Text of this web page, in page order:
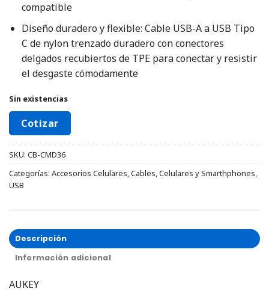
compatible
Diseño duradero y flexible: Cable USB-A a USB Tipo
C de nylon trenzado duradero con conectores
delgados recubiertos de TPE para conectar y resistir
el desgaste cómodamente
Sin existencias
Cotizar
SKU: CB-CMD36
Categorías: Accesorios Celulares Cables Celulares y Smarthphones
USB
Descripción
Información adicional
AUKEY